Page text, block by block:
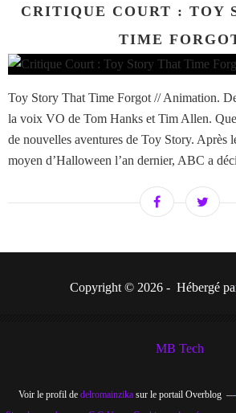
CRITIQUE COURT : TOY
TIME
Toy Story That Time Forgot // Animation.
la voix VO de Tom Hanks et Tim Allen.
de nouvelles aventures de Toy Story. Après
moyen d’Halloween l’an dernier, ABC a
Copyright © 2026 - Hébergé
MB Tech
Voir le profil de delromainzikasur le portail Overblog